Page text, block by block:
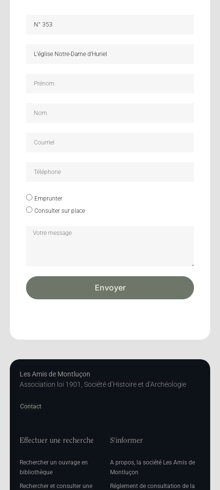
Emprunter
Consulter sur place
Envoyer
Les Amis de Montluçon
Association loi 1901, Société d’Histoire et d’Archéologie
Contact
Effectuer une recherche
Rechercher un ouvrage en
bibliothèque
Rechercher et consulter une
S'informer
A propos, la société Les Amis de
Montluçon
Réglement de consultation de la